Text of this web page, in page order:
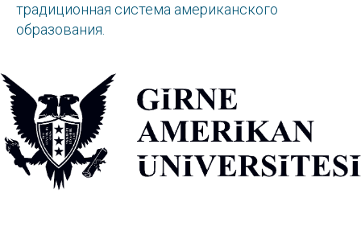
традиционная система американского
образования.